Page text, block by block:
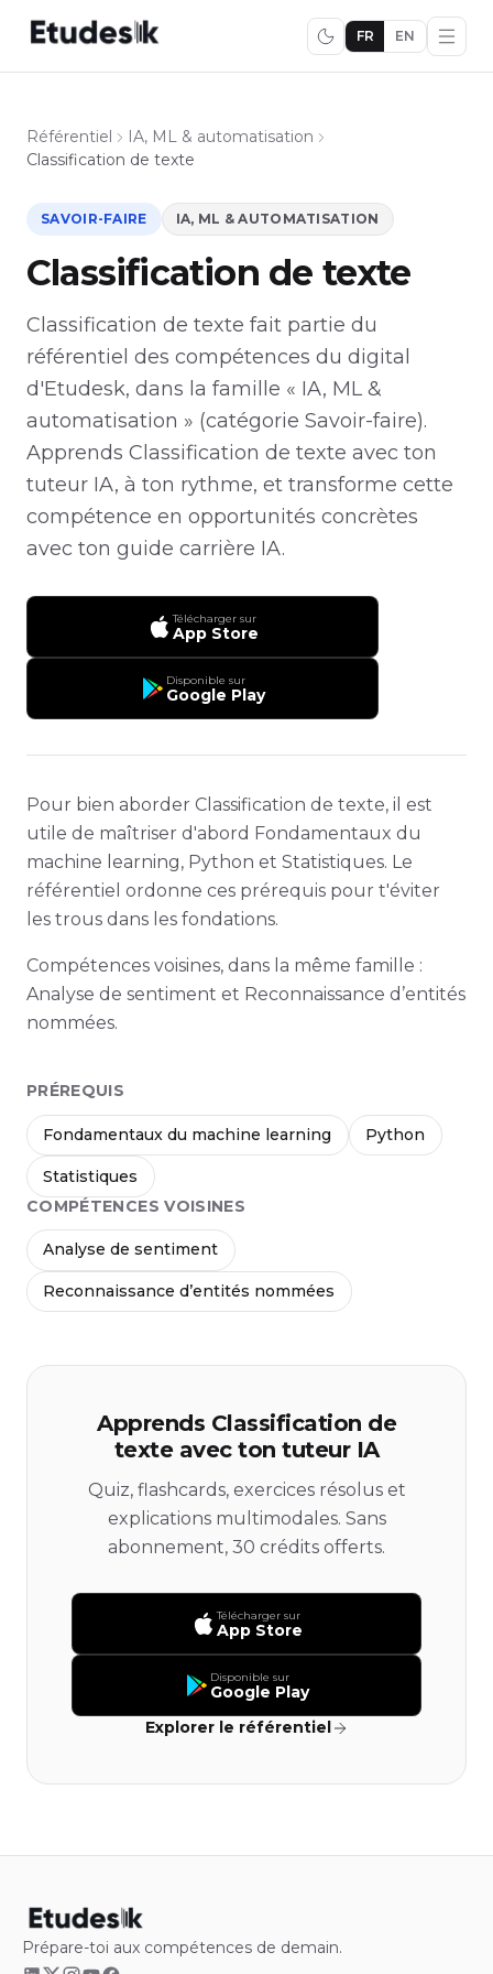
FR EN
Référentiel
IA, ML & automatisation
Classification de texte
SAVOIR-FAIRE IA, ML & AUTOMATISATION
Classification de texte
Classification de texte fait partie du
référentiel des compétences du digital
d'Etudesk, dans la famille « IA, ML &
automatisation » (catégorie Savoir-faire).
Apprends Classification de texte avec ton
tuteur IA, à ton rythme, et transforme cette
compétence en opportunités concrètes
avec ton guide carrière IA.
Télécharger sur
App Store
Disponible sur
Google Play
Pour bien aborder Classification de texte, il est
utile de maîtriser d'abord Fondamentaux du
machine learning, Python et Statistiques. Le
référentiel ordonne ces prérequis pour t'éviter
les trous dans les fondations.
Compétences voisines, dans la même famille :
Analyse de sentiment et Reconnaissance d’entités
nommées.
PRÉREQUIS
Fondamentaux du machine learning Python
Statistiques
COMPÉTENCES VOISINES
Analyse de sentiment
Reconnaissance d’entités nommées
Apprends Classification de
texte avec ton tuteur IA
Quiz, flashcards, exercices résolus et
explications multimodales. Sans
abonnement, 30 crédits offerts.
Télécharger sur
App Store
Disponible sur
Google Play
Explorer le référentiel
Prépare-toi aux compétences de demain.